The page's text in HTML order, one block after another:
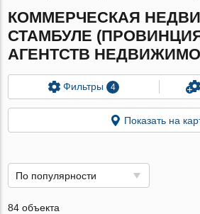
КОММЕРЧЕСКАЯ
СТАМБУЛЕ
АГЕНТСТВ
Фильтры 4
Показать на
По популярности
84 объекта